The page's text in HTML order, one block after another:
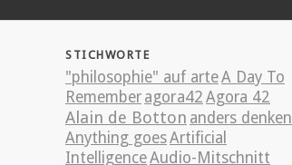
STICHWORTE
"philosophie" auf arteA Day To
Remember agora42 Agora 42
Alain de Botton anders denken
Anything goesArtificial
IntelligenceAudio-Mitschnitt